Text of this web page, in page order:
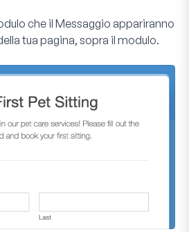
che il Messaggio appariranno
tua pagina, sopra il modulo.